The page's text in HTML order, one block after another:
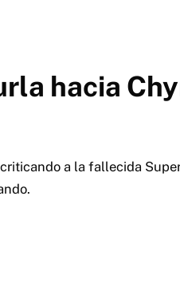
hacia
a la fallecida